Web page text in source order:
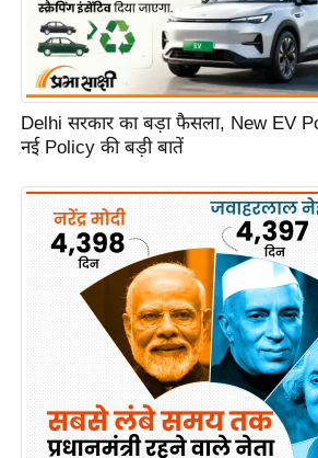
Delhi सरकार का बड़ा फैसला, New EV
नई Policy की बड़ी बातें